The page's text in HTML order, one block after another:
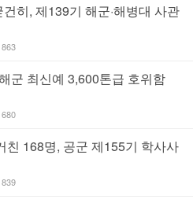
히, 제139기 해군·해병대 사관
군 최신예 3,600톤급 호위함
친 168명, 공군 제155기 학사사